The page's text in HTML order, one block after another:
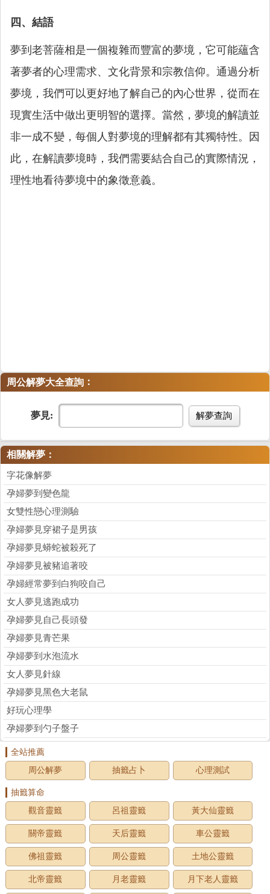
四、結語
夢到老菩薩相是一個複雜而豐富的夢境，它可能蘊含
著夢者的心理需求、文化背景和宗教信仰。通過分析
夢境，我們可以更好地了解自己的內心世界，從而在
現實生活中做出更明智的選擇。當然，夢境的解讀並
非一成不變，每個人對夢境的理解都有其獨特性。因
此，在解讀夢境時，我們需要結合自己的實際情況，
理性地看待夢境中的象徵意義。
周公解夢大全查詢 ：
夢見: 解夢查詢
相關解夢：
字花像解夢
孕婦夢到變色龍
女雙性戀心理測驗
孕婦夢見穿裙子是男孩
孕婦夢見蟒蛇被殺死了
孕婦夢見被豬追著咬
孕婦經常夢到白狗咬自己
女人夢見逃跑成功
孕婦夢見自己長頭發
孕婦夢見青芒果
孕婦夢到水泡流水
女人夢見針線
孕婦夢見黑色大老鼠
好玩心理學
孕婦夢到勺子盤子
全站推薦
周公解夢
抽籤占卜 心理測試
抽籤算命
觀音靈籤
呂祖靈籤 黃大仙靈籤
關帝靈籤 天后靈籤 車公靈籤
佛祖靈籤 周公靈籤 土地公靈籤
北帝靈籤 月老靈籤 月下老人靈籤